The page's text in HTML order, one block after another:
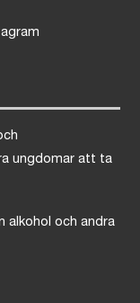
ungdomar att ta
alkohol och andra